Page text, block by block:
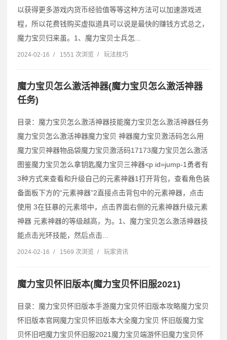
以获得更多游戏内货币经验值等等这种方法可以加速游戏进
程，所以花费钱购买虚拟道具可以说是最快的赚钱方式总之，
魔力宝贝归来虽。1、魔力宝贝士兵怎...
2024-02-16 / 1551 次浏览 / 玩法技巧
魔力宝贝怎么激活神器(魔力宝贝怎么激活神器
任务)
目录：魔力宝贝怎么激活神器技能魔力宝贝怎么激活神器任务
魔力宝贝怎么激活神器魔力宝贝 神器魔力宝贝激活码怎么用
魔力宝贝神器物品袋魔力宝贝激活码17173魔力宝贝怎么激活
图鉴魔力宝贝怎么拿钥匙魔力宝贝三神器˂p id=jump-1勇者有
3种方式来查看和升级自己的元素神器1打开背包，查看角色装
备面板下方的“元素神器”2直接点击背包中的元素神器，点击
使用 3在狂暴的元素塔中，点击界面右侧的元素神器升级元素
神器 元素神器的等级越高，为。1、魔力宝贝怎么激活神器技
能点击光环技能，然后点击...
2024-02-16 / 1569 次浏览 / 玩家资讯
魔力宝贝怀旧版本(魔力宝贝怀旧服2021)
目录：魔力宝贝怀旧版本手游魔力宝贝怀旧版本攻略魔力宝贝
怀旧版本官网魔力宝贝怀旧版本大全魔力宝贝 怀旧版魔力宝
贝怀旧吧魔力宝贝怀旧服2021魔力宝贝端游怀旧魔力宝贝怀